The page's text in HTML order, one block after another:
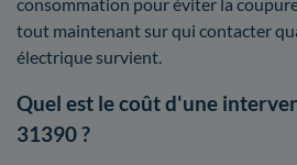
tout maintenant sur qui contacter
électrique survient.
Quel est le coût d'une
31390 ?